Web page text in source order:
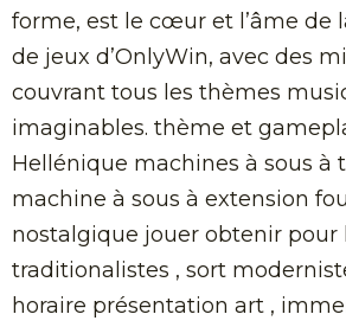
forme, est le cœur et l’âme de
de jeux d’OnlyWin, avec des
couvrant tous les thèmes
imaginables. thème et
Hellénique machines à sous à
machine à sous à extension
nostalgique jouer obtenir pour
traditionalistes , sort
horaire présentation art ,